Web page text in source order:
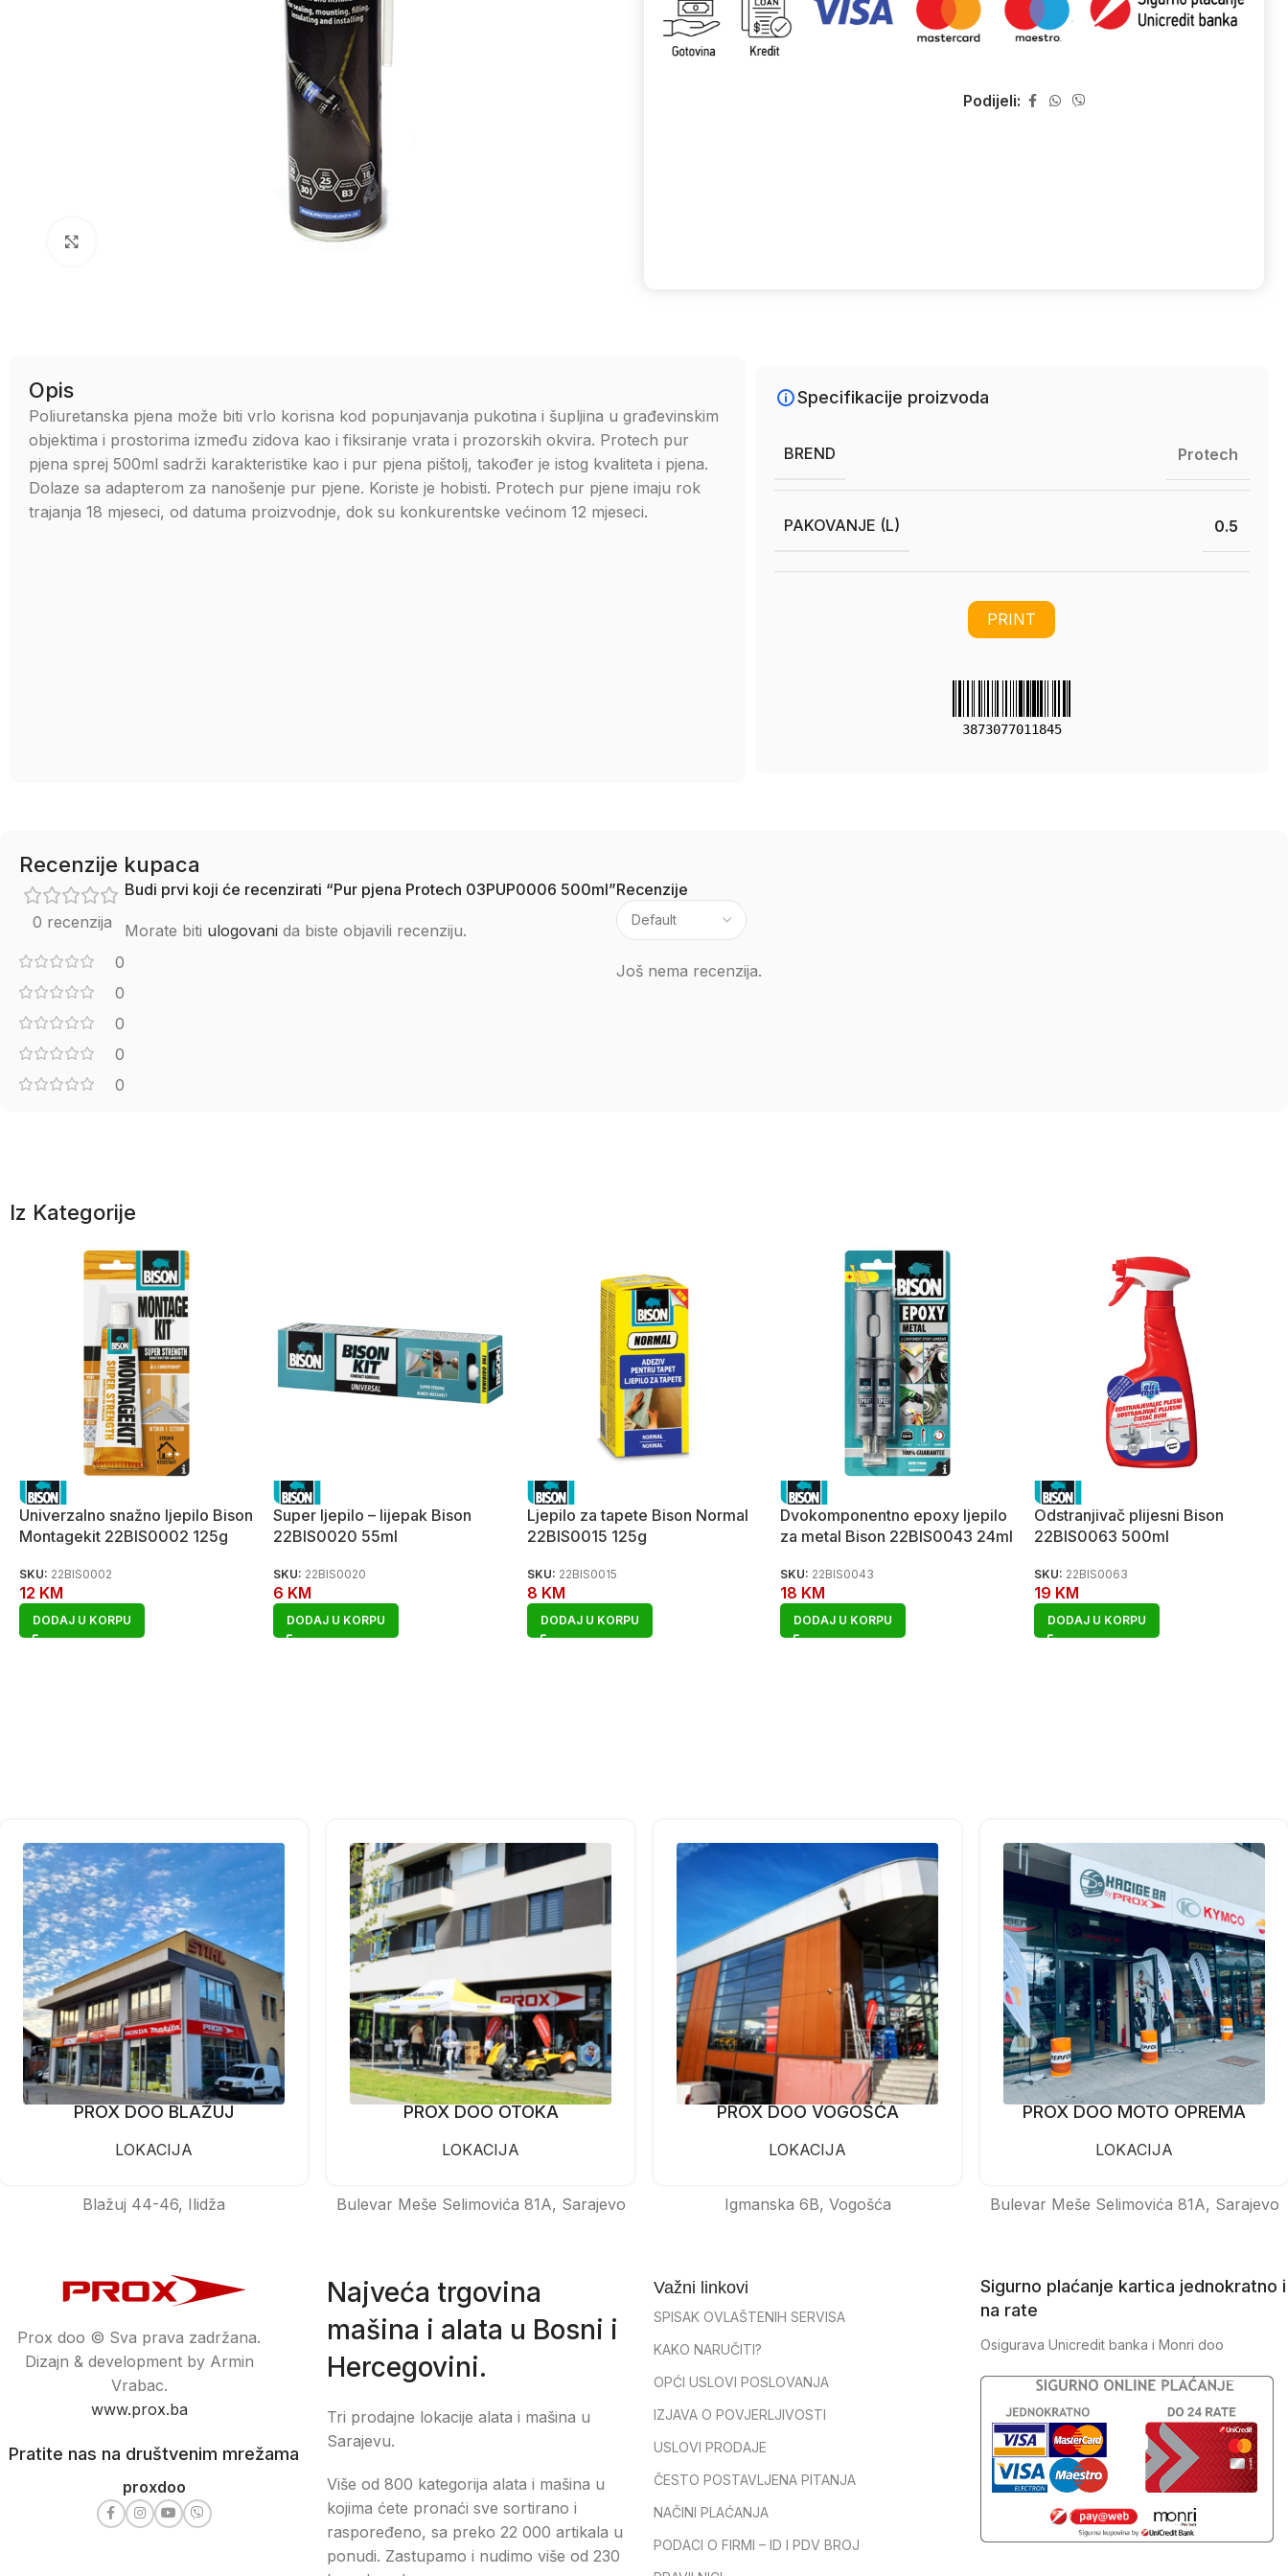
Podijeli:
Opis
Poliuretanska pjena može biti vrlo korisna kod popunjavanja pukotina i šupljina u građevinskim
objektima i prostorima između zidova kao i fiksiranje vrata i prozorskih okvira. Protech pur
pjena sprej 500ml sadrži karakteristike kao i pur pjena pištolj, također je istog kvaliteta i pjena.
Dolaze sa adapterom za nanošenje pur pjene. Koriste je hobisti. Protech pur pjene imaju rok
trajanja 18 mjeseci, od datuma proizvodnje, dok su konkurentske većinom 12 mjeseci.
Specifikacije proizvoda
BREND Protech
PAKOVANJE (L) 0.5
PRINT
3873077011845
Recenzije kupaca
0 recenzija
0
0
0
0
0
Recenzije
Još nema recenzija.
Budi prvi koji će recenzirati “Pur pjena Protech 03PUP0006 500ml”
Morate biti ulogovani da biste objavili recenziju.
Iz Kategorije
Univerzalno snažno ljepilo Bison
Montagekit 22BIS0002 125g
SKU: 22BIS0002
12 KM
DODAJ U KORPU
Super ljepilo – lijepak Bison
22BIS0020 55ml
SKU: 22BIS0020
6 KM
DODAJ U KORPU
Ljepilo za tapete Bison Normal
22BIS0015 125g
SKU: 22BIS0015
8 KM
DODAJ U KORPU
Dvokomponentno epoxy ljepilo
za metal Bison 22BIS0043 24ml
SKU: 22BIS0043
18 KM
DODAJ U KORPU
Odstranjivač plijesni Bison
22BIS0063 500ml
SKU: 22BIS0063
19 KM
DODAJ U KORPU
PROX DOO BLAŽUJ
LOKACIJA
Blažuj 44-46, Ilidža
PROX DOO OTOKA
LOKACIJA
Bulevar Meše Selimovića 81A, Sarajevo
PROX DOO VOGOŠĆA
LOKACIJA
Igmanska 6B, Vogošća
PROX DOO MOTO OPREMA
LOKACIJA
Bulevar Meše Selimovića 81A, Sarajevo
Prox doo © Sva prava zadržana.
Dizajn & development by Armin
Vrabac.
www.prox.ba
Pratite nas na društvenim mrežama
proxdoo
Najveća trgovina
mašina i alata u Bosni i
Hercegovini.
Tri prodajne lokacije alata i mašina u
Sarajevu.
Više od 800 kategorija alata i mašina u
kojima ćete pronaći sve sortirano i
raspoređeno, sa preko 22 000 artikala u
ponudi. Zastupamo i nudimo više od 230
Važni linkovi
SPISAK OVLAŠTENIH SERVISA
KAKO NARUČITI?
OPĆI USLOVI POSLOVANJA
IZJAVA O POVJERLJIVOSTI
USLOVI PRODAJE
ČESTO POSTAVLJENA PITANJA
NAČINI PLAĆANJA
PODACI O FIRMI – ID I PDV BROJ
Sigurno plaćanje kartica jednokratno i
na rate
Osigurava Unicredit banka i Monri doo